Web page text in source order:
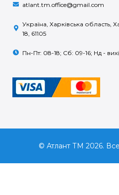
atlant.tm.office@gmail.com
Україна, Харківська область,
18, 61105
Пн-Пт: 08-18; Сб: 09-16; Нд -
© Атлант ТМ 2026.